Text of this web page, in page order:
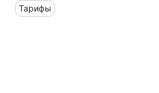
Тарифы